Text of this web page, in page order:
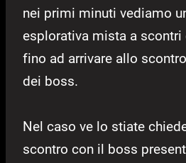
nei primi minuti vediamo
esplorativa mista a
fino ad arrivare allo
dei boss.
Nel caso ve lo stiate
scontro con il boss